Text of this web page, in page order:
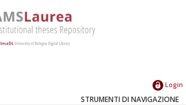
Login
STRUMENTI DI NAVIGAZIONE